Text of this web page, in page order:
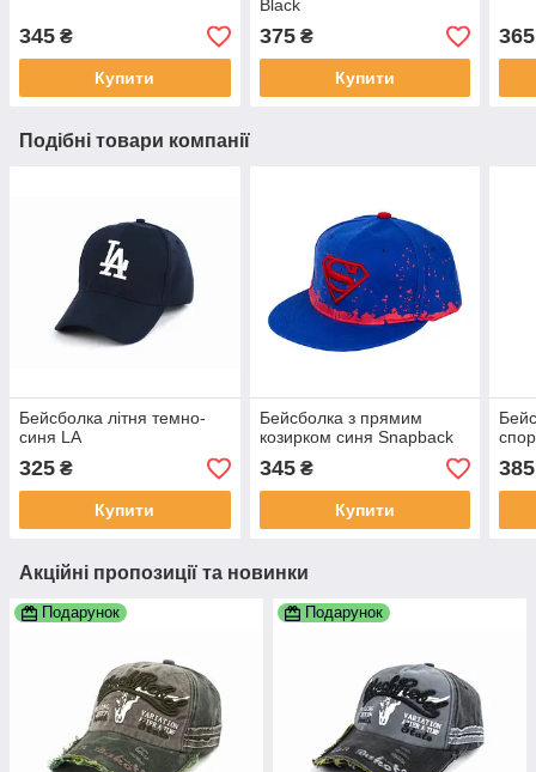
345 ₴
Купити
Black
375₴
Купити
365
Подібні товари компанії
Бейсболка літня темно-
синя LA
325 ₴
Купити
Бейсболка з прямим
козирком синя Snapback
345₴
Купити
385
Акційні пропозиції та новинки
Подарунок Подарунок